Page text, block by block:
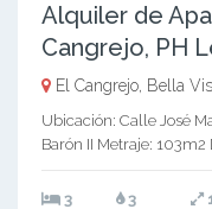
Alquiler de
Cangrejo, PH
El Cangrejo, Bella
Ubicación: Calle José
Barón II Metraje: 103m2
3 3